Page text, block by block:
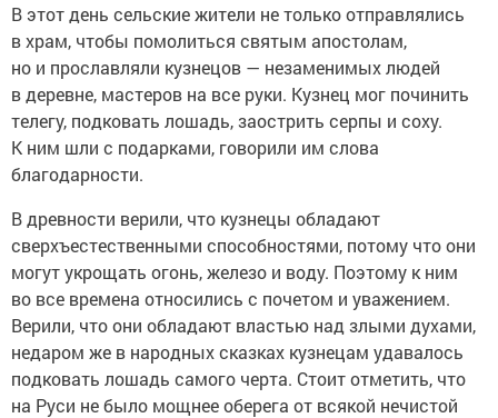
В этот день сельские жители не только отправлялись
в храм, чтобы помолиться святым апостолам,
но и прославляли кузнецов — незаменимых людей
в деревне, мастеров на все руки. Кузнец мог починить
телегу, подковать лошадь, заострить серпы и соху.
К ним шли с подарками, говорили им слова
благодарности.
В древности верили, что кузнецы обладают
сверхъестественными способностями, потому что они
могут укрощать огонь, железо и воду. Поэтому к ним
во все времена относились с почетом и уважением.
Верили, что они обладают властью над злыми духами,
недаром же в народных сказках кузнецам удавалось
подковать лошадь самого черта. Стоит отметить, что
на Руси не было мощнее оберега от всякой нечистой